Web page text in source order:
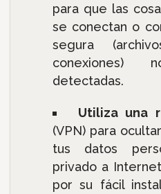
para que las
se conectan o
segura
conexiones)
detectadas.
Utiliza una
(VPN) para
tus datos
privado a
por su fácil